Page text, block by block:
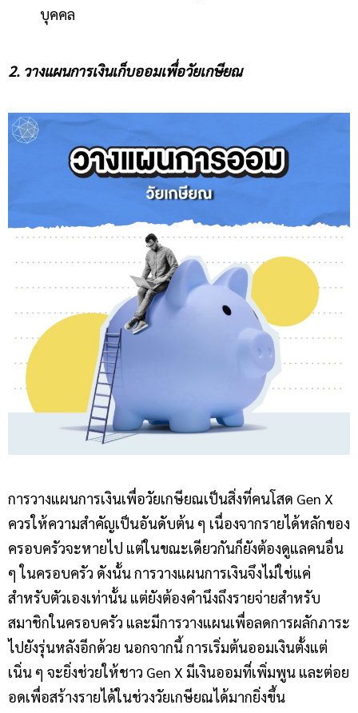
บุคคล
2. วางแผนการเงินเก็บออมเพื่อวัยเกษียณ
การวางแผนการเงินเพื่อวัยเกษียณเป็นสิ่งที่คนโสด Gen X
ควรให้ความสำคัญเป็นอันดับต้น ๆ เนื่องจากรายได้หลักของ
ครอบครัวจะหายไป แต่ในขณะเดียวกันก็ยังต้องดูแลคนอื่น
ๆ ในครอบครัว ดังนั้น การวางแผนการเงินจึงไม่ใช่แค่
สำหรับตัวเองเท่านั้น แต่ยังต้องคำนึงถึงรายจ่ายสำหรับ
สมาชิกในครอบครัว และมีการวางแผนเพื่อลดการผลักภาระ
ไปยังรุ่นหลังอีกด้วย นอกจากนี้ การเริ่มต้นออมเงินตั้งแต่
เนิ่น ๆ จะยิ่งช่วยให้ชาว Gen X มีเงินออมที่เพิ่มพูน และต่อย
อดเพื่อสร้างรายได้ในช่วงวัยเกษียณได้มากยิ่งขึ้น